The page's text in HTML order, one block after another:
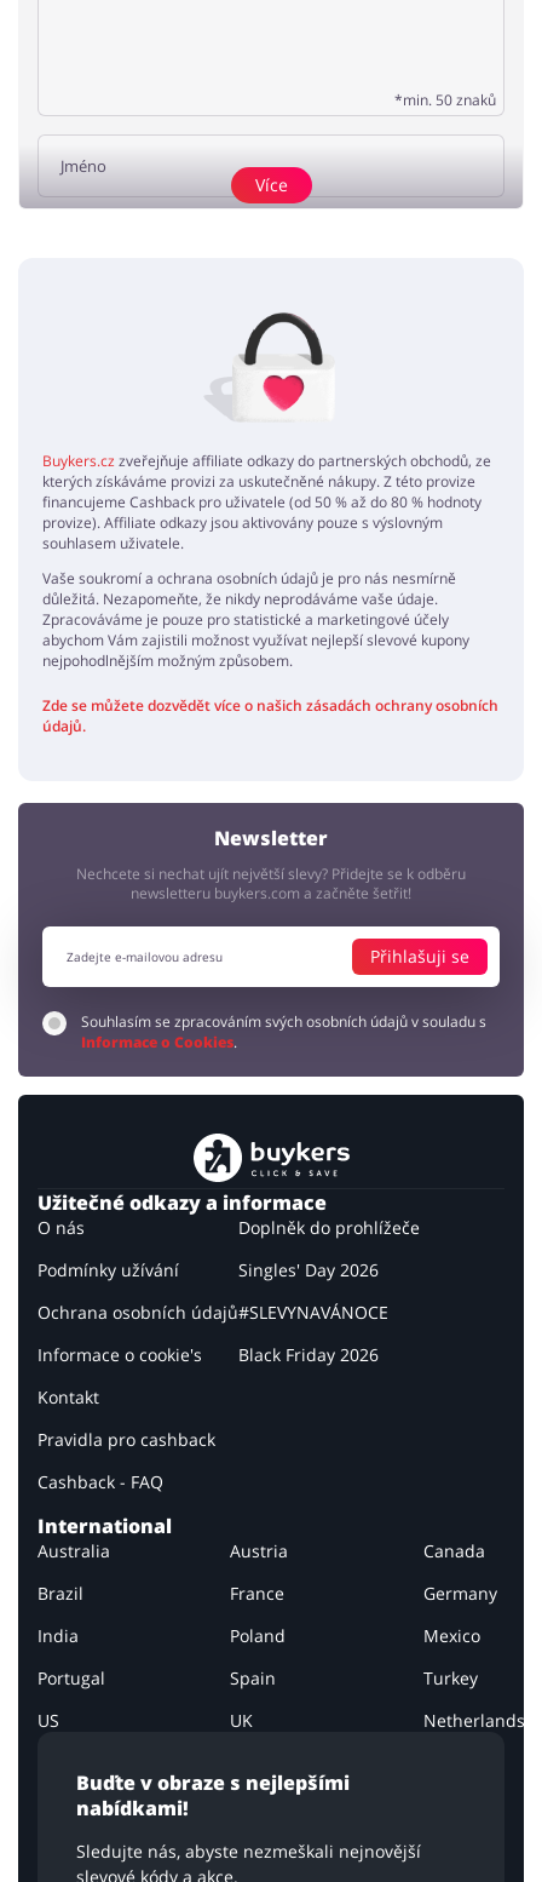
*min. 50 znaků
Žádné elementy nejsou
Více
Buykers.cz zveřejňuje affiliate odkazy do partnerských obchodů, ze
kterých získáváme provizi za uskutečněné nákupy. Z této provize
financujeme Cashback pro uživatele (od 50 % až do 80 % hodnoty
provize). Affiliate odkazy jsou aktivovány pouze s výslovným
souhlasem uživatele.
Vaše soukromí a ochrana osobních údajů je pro nás nesmírně
důležitá. Nezapomeňte, že nikdy neprodáváme vaše údaje.
Zpracováváme je pouze pro statistické a marketingové účely
abychom Vám zajistili možnost využívat nejlepší slevové kupony
nejpohodlnějším možným způsobem.
Zde se můžete dozvědět více o našich zásadách ochrany osobních
údajů.
Newsletter
Nechcete si nechat ujít největší slevy? Přidejte se k odběru
newsletteru buykers.com a začněte šetřit!
Přihlašuji se
Souhlasím se zpracováním svých osobních údajů v souladu s
Informace o Cookies.
Buďte v obraze s nejlepšími
nabídkami!
Sledujte nás, abyste nezmeškali nejnovější
slevové kódy a akce.
Užitečné odkazy a informace
O nás
Podmínky užívání
Ochrana osobních údajů
Informace o cookie's
Kontakt
Pravidla pro cashback
Cashback - FAQ
Doplněk do prohlížeče
Singles' Day 2026
#SLEVYNAVÁNOCE
Black Friday 2026
International
Australia Austria
Canada
Brazil
France
Germany
India
Poland
Mexico
Portugal
Spain
Turkey
US
UK Netherlands